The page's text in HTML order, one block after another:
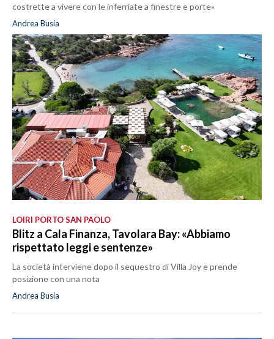
costrette a vivere con le inferriate a finestre e porte»
Andrea Busia
LOIRI PORTO SAN PAOLO
Blitz a Cala Finanza, Tavolara Bay: «Abbiamo
rispettato leggi e sentenze»
La società interviene dopo il sequestro di Villa Joy e prende
posizione con una nota
Andrea Busia